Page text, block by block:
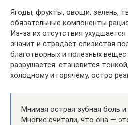
Ягоды, фрукты, овощи, зелень,
обязательные компоненты
Из-за их отсутствия
значит и страдает слизистая
благотворных и полезных
разрушается: становится
холодному и горячему, остро
Мнимая острая зубная боль
Многие считали, что она —